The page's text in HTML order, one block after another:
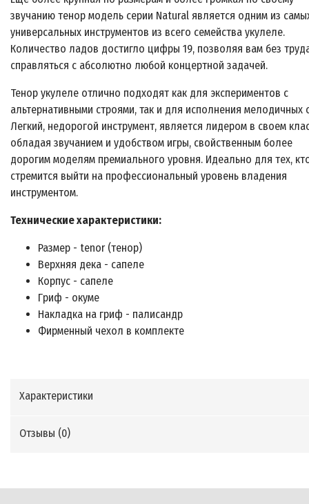
звучанию тенор модель серии Natural является одним из
универсальных инструментов из всего семейства укулеле.
Количество ладов достигло цифры 19, позволяя вам без
справляться с абсолютно любой концертной задачей.
Тенор укулеле отлично подходят как для экспериментов с
альтернативными строями, так и для исполнения мелодичных
Легкий, недорогой инструмент, является лидером в своем
обладая звучанием и удобством игры, свойственным более
дорогим моделям премиального уровня. Идеально для тех,
стремится выйти на профессиональный уровень владения
инструментом.
Технические характеристики:
Размер - tenor (тенор)
Верхняя дека - сапеле
Корпус - сапеле
Гриф - окуме
Накладка на гриф - палисандр
Фирменный чехол в комплекте
Характеристики
Отзывы (0)